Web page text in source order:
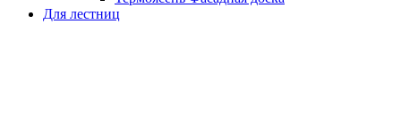
Для лестниц